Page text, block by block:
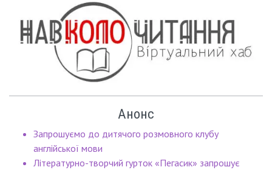
Анонс
Запрошуємо до дитячого розмовного клубу
англійської мови
Літературно-творчий гурток «Пегасик» запрошує